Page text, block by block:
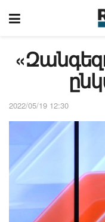
2022/05/19 12:30